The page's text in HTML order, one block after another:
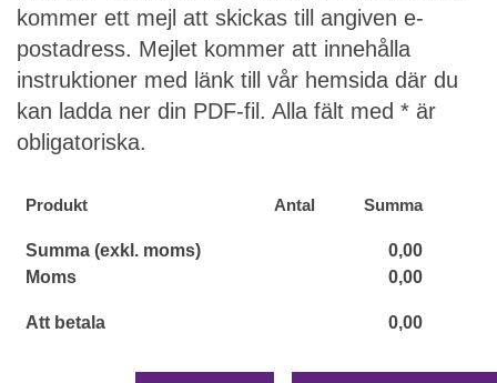
kommer ett mejl att skickas till angiven e-
postadress. Mejlet kommer att innehålla
instruktioner med länk till vår hemsida där du
kan ladda ner din PDF-fil. Alla fält med * är
obligatoriska.
Produkt Antal Summa
Summa (exkl. moms)
Moms
0,00
0,00
Att betala 0,00